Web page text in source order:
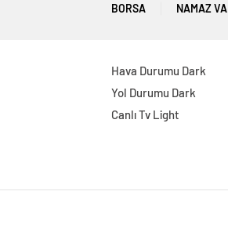
BORSA NAMAZ
Hava Durumu Dark
Yol Durumu Dark
Canlı Tv Light